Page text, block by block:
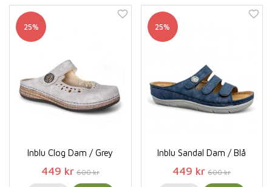
25%
Inblu Clog Dam / Grey
449 kr 600 kr
25%
Inblu Sandal Dam / Blå
449 kr 600 kr